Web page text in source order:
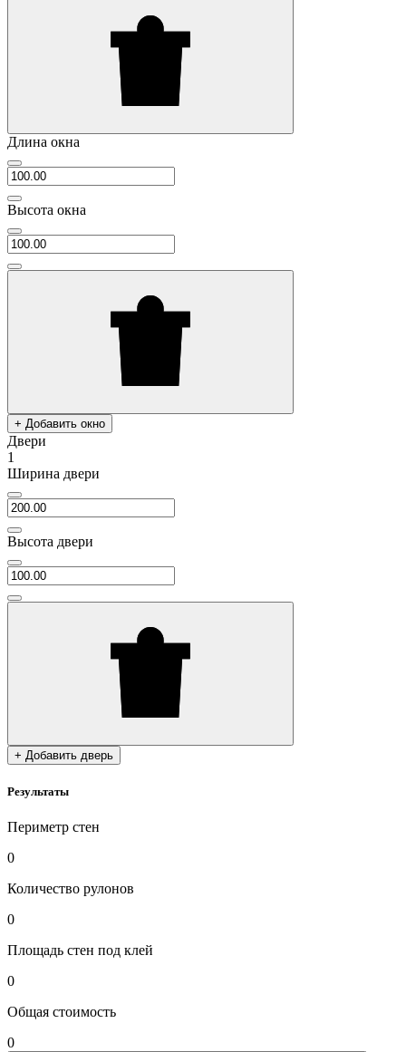
Длина окна
Высота окна
+ Добавить окно
Двери
1
Ширина двери
Высота двери
+ Добавить дверь
Результаты
Периметр стен
0
Количество рулонов
0
Площадь стен под клей
0
Общая стоимость
0